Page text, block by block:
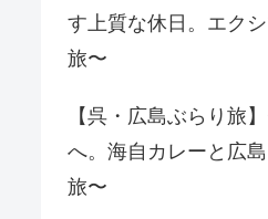
す上質な休日。エク
旅〜
【呉・広島ぶらり旅
へ。海自カレーと広
旅〜